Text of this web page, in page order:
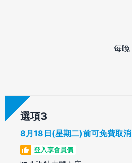
每晚
選項
8月18日(星期二)前可免費取消
登入享會員價